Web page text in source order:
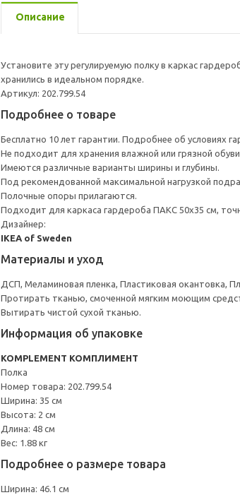
Описание
Установите эту регулируемую полку в каркас
хранились в идеальном порядке.
Артикул: 202.799.54
Подробнее о товаре
Бесплатно 10 лет гарантии. Подробнее об условиях
Не подходит для хранения влажной или грязной
Имеются различные варианты ширины и глубины.
Под рекомендованной максимальной нагрузкой
Полочные опоры прилагаются.
Подходит для каркаса гардероба ПАКС 50x35 см,
Дизайнер:
IKEA of Sweden
Материалы и уход
ДСП, Меламиновая пленка, Пластиковая окантовка,
Протирать тканью, смоченной мягким моющим
Вытирать чистой сухой тканью.
Информация об упаковке
KOMPLEMENT КОМПЛИМЕНТ
Полка
Номер товара: 202.799.54
Ширина: 35 см
Высота: 2 см
Длина: 48 см
Вес: 1.88 кг
Подробнее о размере товара
Ширина: 46.1 см